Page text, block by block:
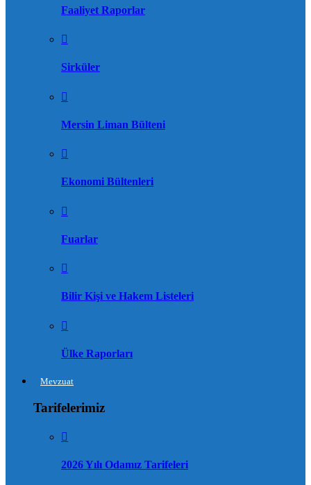
Faaliyet Raporlar
Sirküler
Mersin Liman Bülteni
Ekonomi Bültenleri
Fuarlar
Bilir Kişi ve Hakem Listeleri
Ülke Raporları
Mevzuat
Tarifelerimiz
2026 Yılı Odamız Tarifeleri